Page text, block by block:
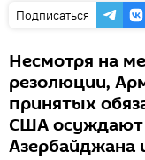
Подписаться
Несмотря на
резолюции,
принятых
США осуждают
Азербайджана